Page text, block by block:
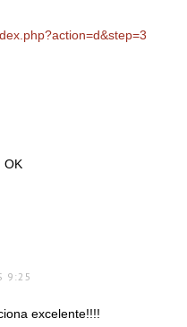
OK
9:25
excelente!!!!